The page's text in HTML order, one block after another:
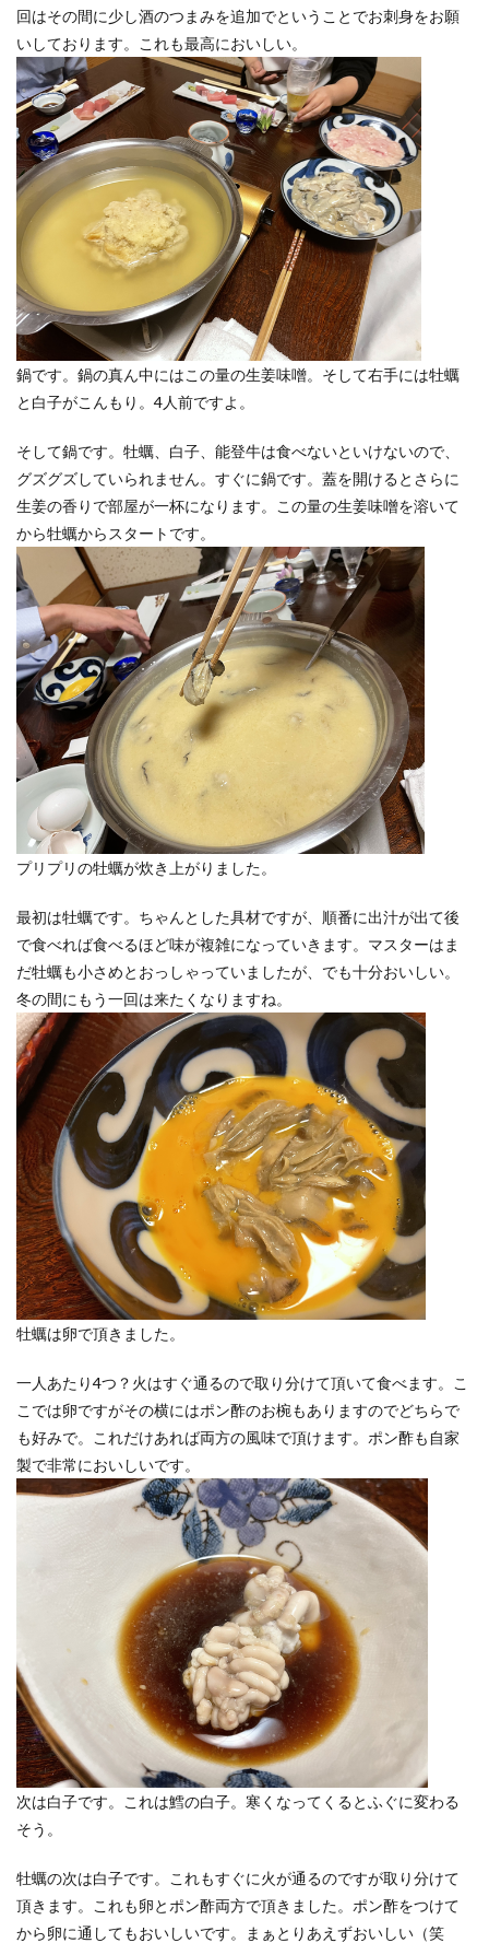
回はその間に少し酒のつまみを追加でということでお刺身をお願
いしております。これも最高においしい。
鍋です。鍋の真ん中にはこの量の生姜味噌。そして右手には牡蠣
と白子がこんもり。4人前ですよ。
そして鍋です。牡蠣、白子、能登牛は食べないといけないので、
グズグズしていられません。すぐに鍋です。蓋を開けるとさらに
生姜の香りで部屋が一杯になります。この量の生姜味噌を溶いて
から牡蠣からスタートです。
プリプリの牡蠣が炊き上がりました。
最初は牡蠣です。ちゃんとした具材ですが、順番に出汁が出て後
で食べれば食べるほど味が複雑になっていきます。マスターはま
だ牡蠣も小さめとおっしゃっていましたが、でも十分おいしい。
冬の間にもう一回は来たくなりますね。
牡蠣は卵で頂きました。
一人あたり4つ？火はすぐ通るので取り分けて頂いて食べます。こ
こでは卵ですがその横にはポン酢のお椀もありますのでどちらで
も好みで。これだけあれば両方の風味で頂けます。ポン酢も自家
製で非常においしいです。
次は白子です。これは鱈の白子。寒くなってくるとふぐに変わる
そう。
牡蠣の次は白子です。これもすぐに火が通るのですが取り分けて
頂きます。これも卵とポン酢両方で頂きました。ポン酢をつけて
から卵に通してもおいしいです。まぁとりあえずおいしい（笑